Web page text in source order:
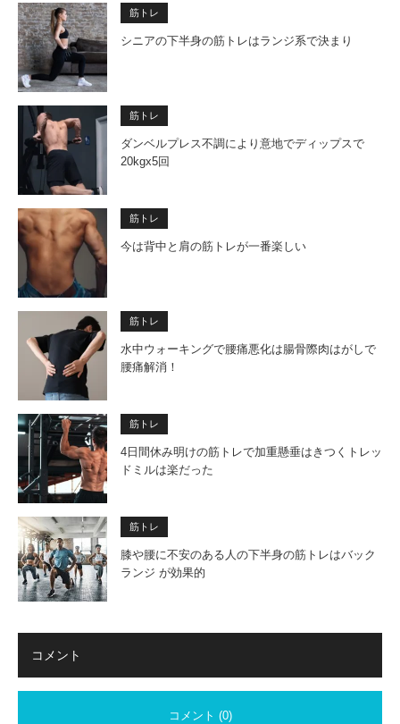
筋トレ
シニアの下半身の筋トレはランジ系で決まり
筋トレ
ダンベルプレス不調により意地でディップスで
20kgx5回
筋トレ
今は背中と肩の筋トレが一番楽しい
筋トレ
水中ウォーキングで腰痛悪化は腸骨際肉はがしで
腰痛解消！
筋トレ
4日間休み明けの筋トレで加重懸垂はきつくトレッ
ドミルは楽だった
筋トレ
膝や腰に不安のある人の下半身の筋トレはバック
ランジ が効果的
コメント
コメント (0)